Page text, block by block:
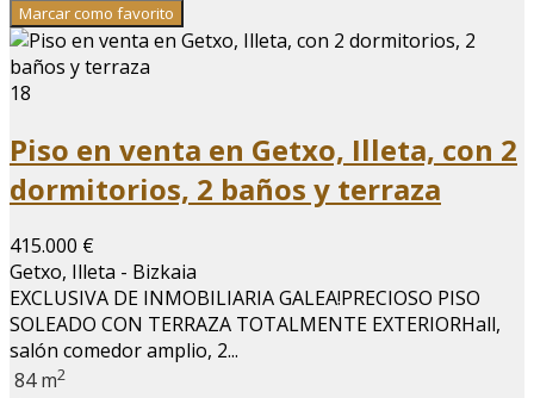
Marcar como favorito
18
Piso en venta en Getxo, Illeta, con 2
dormitorios, 2 baños y terraza
415.000 €
Getxo, Illeta - Bizkaia
EXCLUSIVA DE INMOBILIARIA GALEA!PRECIOSO PISO
SOLEADO CON TERRAZA TOTALMENTE EXTERIORHall,
salón comedor amplio, 2...
84 m2